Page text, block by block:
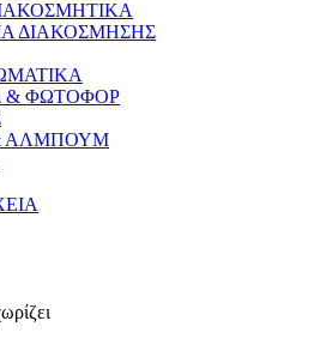
ΔΙΑΚΟΣΜΗΣΗΣ
& ΦΩΤΟΦΟΡ
ΑΛΜΠΟΥΜ